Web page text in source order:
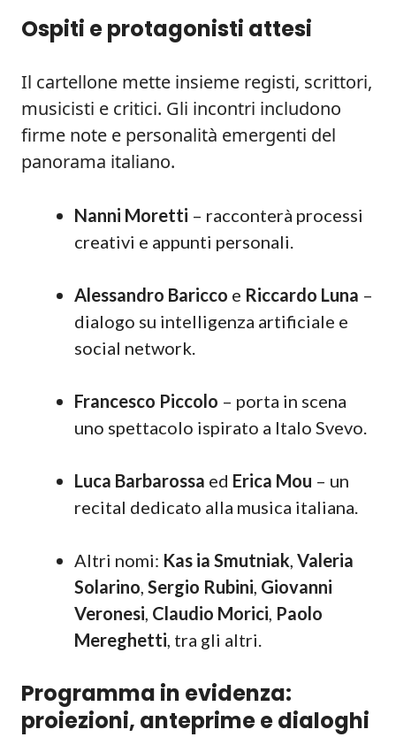
Ospiti e protagonisti attesi
Il cartellone mette insieme registi, scrittori,
musicisti e critici. Gli incontri includono
firme note e personalità emergenti del
panorama italiano.
Nanni Moretti – racconterà processi
creativi e appunti personali.
Alessandro Baricco e Riccardo Luna –
dialogo su intelligenza artificiale e
social network.
Francesco Piccolo – porta in scena
uno spettacolo ispirato a Italo Svevo.
Luca Barbarossa ed Erica Mou – un
recital dedicato alla musica italiana.
Altri nomi: Kas ia Smutniak, Valeria
Solarino, Sergio Rubini, Giovanni
Veronesi, Claudio Morici, Paolo
Mereghetti, tra gli altri.
Programma in evidenza:
proiezioni, anteprime e dialoghi